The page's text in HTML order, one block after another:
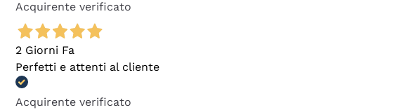
Acquirente verificato
2 Giorni Fa
Perfetti e attenti al cliente
Acquirente verificato